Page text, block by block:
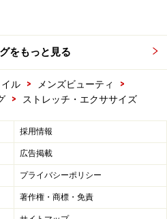
をもっと見る
イル > メンズビューティ
>
> ストレッチ・エクササイズ
採用情報
広告掲載
プライバシーポリシー
著作権・商標・免責